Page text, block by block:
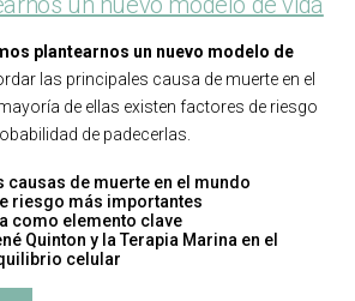
plantearnos un nuevo modelo de
las principales causa de muerte en el
de ellas existen factores de riesgo
de padecerlas.
causas de muerte en el mundo
riesgo más importantes
como elemento clave
Quinton y la Terapia Marina en el
celular